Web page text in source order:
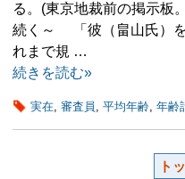
る。(東京地裁前の掲示
続く～ 「彼（畠山氏）
れまで規 …
続きを読む»
実在, 審査員 , 平均年齢, 年齢
ト